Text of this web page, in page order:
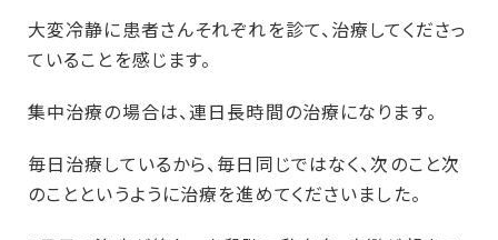
大変冷静に患者さんそれぞれを診て、治療してくださっ
ていることを感じます。
集中治療の場合は、連日長時間の治療になります。
毎日治療しているから、毎日同じではなく、次のこと次
のことというように治療を進めてくださいました。